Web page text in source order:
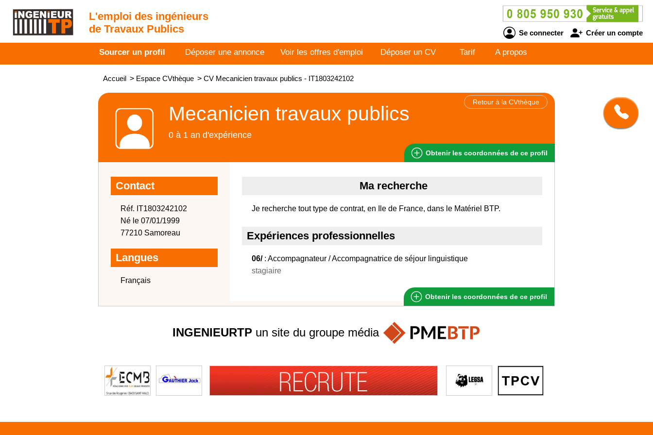
L'emploi des ingénieurs
de Travaux Publics
Se connecter Créer un compte
Sourcer un profil Déposer une annonce Voir les offres d'emploi Déposer un CV Tarif A propos
Accueil > Espace CVthèque > CV Mecanicien travaux publics - IT1803242102
Retour à la CVthèque
Mecanicien travaux publics
0 à 1 an d'expérience
Obtenir les coordonnées de ce profil
Contact
Réf. IT1803242102
Né le 07/01/1999
77210 Samoreau
Langues
Français
Ma recherche
Je recherche tout type de contrat, en Ile de France, dans le Matériel BTP.
Expériences professionnelles
06/: Accompagnateur / Accompagnatrice de séjour linguistique
stagiaire
Obtenir les coordonnées de ce profil
INGENIEURTPun site du groupe média